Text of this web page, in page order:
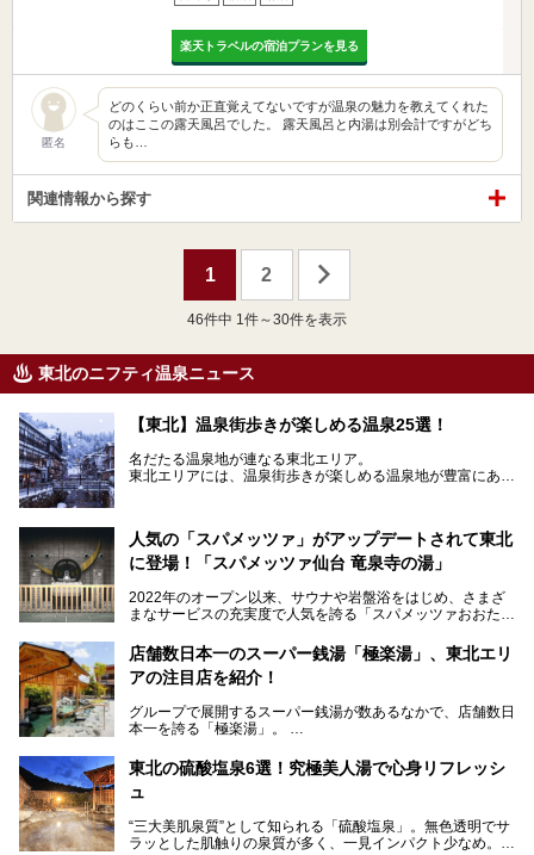
楽天トラベルの宿泊プランを見る
匿名
どのくらい前か正直覚えてないですが温泉の魅力を教えてくれた
のはここの露天風呂でした。 露天風呂と内湯は別会計ですがどち
らも…
関連情報から探す
1 2
46件中 1件～30件を表示
東北のニフティ温泉ニュース
【東北】温泉街歩きが楽しめる温泉25選！
名だたる温泉地が連なる東北エリア。
東北エリアには、温泉街歩きが楽しめる温泉地が豊富にあ
す！
人気の「スパメッツァ」がアップデートされて東北
に登場！「スパメッツァ仙台 竜泉寺の湯」
2022年のオープン以来、サウナや岩盤浴をはじめ、さまざ
まなサービスの充実度で人気を誇る「スパメッツァおおたか
ァ」の2号店となる「スパメッツァ仙台 竜泉寺の湯」が202
3年7月20日にオープンするとのことで、ひと足お先に訪
問！
さらなる進化を遂げた施設の全貌をチェックしてきました！
店舗数日本一のスーパー銭湯「極楽湯」、東北エリ
アの注目店を紹介！
グループで展開するスーパー銭湯が数あるなかで、店舗数日
本一を誇る「極楽湯」。
「ニフティ温泉年間ランキング2022」では、エリア・都道
府県ランキングでNo.1の支持を得た施設が複数に及ぶな
ど、設備の充実度やサービスの質も高い水準にあることがう
今回はそんな「極楽湯」各店のなかから、東北エリアで注目
東北の硫酸塩泉6選！究極美人湯で心身リフレッシ
ュ
“三大美肌泉質”として知られる「硫酸塩泉」。無色透明でサ
ラッとした肌触りの泉質が多く、一見インパクト少なめ。し